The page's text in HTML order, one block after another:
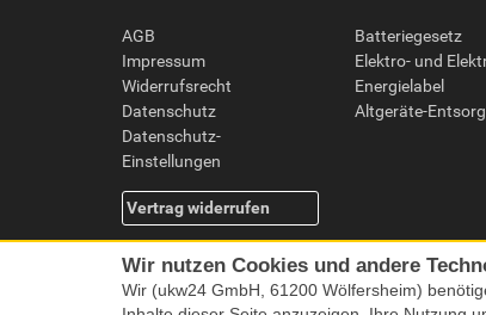
AGB
Impressum
Widerrufsrecht
Datenschutz
Datenschutz-
Einstellungen
Vertrag widerrufen
Batteriegesetz
Elektro- und
Energielabel
Altgeräte-
Wir nutzen Cookies und andere
Wir (ukw24 GmbH, 61200 Wölfersheim)